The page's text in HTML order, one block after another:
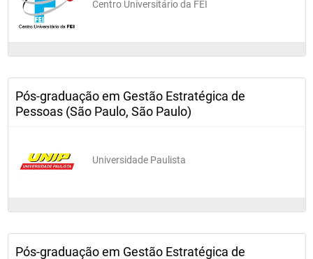
Centro Universitário da FEI
Pós-graduação em Gestão Estratégica de
Pessoas (São Paulo, São Paulo)
Universidade Paulista
Pós-graduação em Gestão Estratégica de